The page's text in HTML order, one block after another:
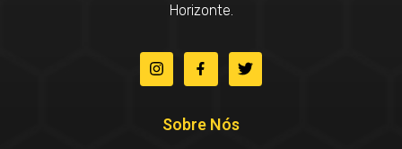
Horizonte.
Sobre Nós